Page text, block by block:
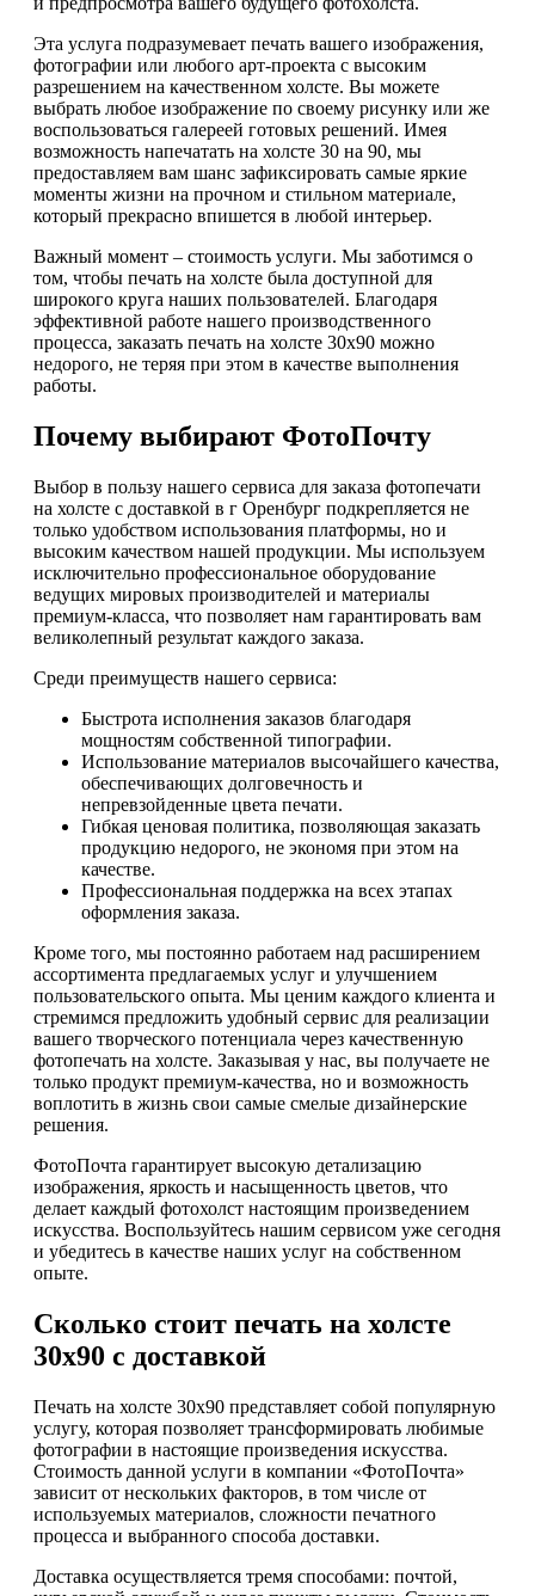
Эта услуга подразумевает печать вашего изображения,
фотографии или любого арт-проекта с высоким
разрешением на качественном холсте. Вы можете
выбрать любое изображение по своему рисунку или же
воспользоваться галереей готовых решений. Имея
возможность напечатать на холсте 30 на 90, мы
предоставляем вам шанс зафиксировать самые яркие
моменты жизни на прочном и стильном материале,
который прекрасно впишется в любой интерьер.
Важный момент – стоимость услуги. Мы заботимся о
том, чтобы печать на холсте была доступной для
широкого круга наших пользователей. Благодаря
эффективной работе нашего производственного
процесса, заказать печать на холсте 30х90 можно
недорого, не теряя при этом в качестве выполнения
работы.
Почему выбирают ФотоПочту
Выбор в пользу нашего сервиса для заказа фотопечати
на холсте с доставкой в г Оренбург подкрепляется не
только удобством использования платформы, но и
высоким качеством нашей продукции. Мы используем
исключительно профессиональное оборудование
ведущих мировых производителей и материалы
премиум-класса, что позволяет нам гарантировать вам
великолепный результат каждого заказа.
Среди преимуществ нашего сервиса:
Быстрота исполнения заказов благодаря
мощностям собственной типографии.
Использование материалов высочайшего качества,
обеспечивающих долговечность и
непревзойденные цвета печати.
Гибкая ценовая политика, позволяющая заказать
продукцию недорого, не экономя при этом на
качестве.
Профессиональная поддержка на всех этапах
оформления заказа.
Кроме того, мы постоянно работаем над расширением
ассортимента предлагаемых услуг и улучшением
пользовательского опыта. Мы ценим каждого клиента и
стремимся предложить удобный сервис для реализации
вашего творческого потенциала через качественную
фотопечать на холсте. Заказывая у нас, вы получаете не
только продукт премиум-качества, но и возможность
воплотить в жизнь свои самые смелые дизайнерские
решения.
ФотоПочта гарантирует высокую детализацию
изображения, яркость и насыщенность цветов, что
делает каждый фотохолст настоящим произведением
искусства. Воспользуйтесь нашим сервисом уже сегодня
и убедитесь в качестве наших услуг на собственном
опыте.
Сколько стоит печать на холсте
30х90 с доставкой
Печать на холсте 30х90 представляет собой популярную
услугу, которая позволяет трансформировать любимые
фотографии в настоящие произведения искусства.
Стоимость данной услуги в компании «ФотоПочта»
зависит от нескольких факторов, в том числе от
используемых материалов, сложности печатного
процесса и выбранного способа доставки.
Доставка осуществляется тремя способами: почтой,